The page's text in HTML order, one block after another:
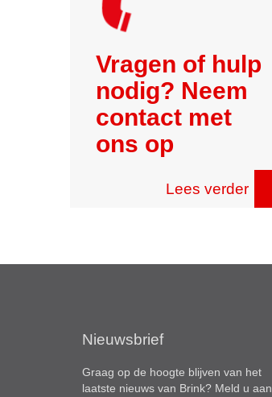
Vragen of hulp
nodig? Neem
contact met
ons op
Lees verder
Nieuwsbrief
Graag op de hoogte blijven van het
laatste nieuws van Brink? Meld u aan